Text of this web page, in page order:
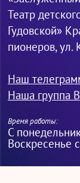
Театр
Гудовской»
пионеров, ул.
Наш
Наша группа
Время работы:
С
Воскресенье